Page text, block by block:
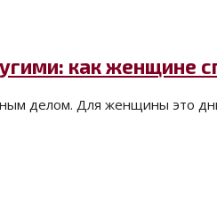
как женщине
делом. Для женщины это